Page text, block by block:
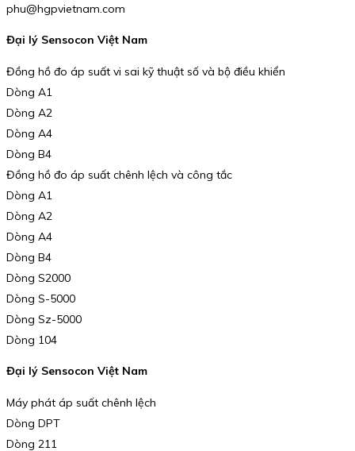
phu@hgpvietnam.com
Đại lý Sensocon Việt Nam
Đồng hồ đo áp suất vi sai kỹ thuật số và bộ điều khiển
Dòng A1
Dòng A2
Dòng A4
Dòng B4
Đồng hồ đo áp suất chênh lệch và công tắc
Dòng A1
Dòng A2
Dòng A4
Dòng B4
Dòng S2000
Dòng S-5000
Dòng Sz-5000
Dòng 104
Đại lý Sensocon Việt Nam
Máy phát áp suất chênh lệch
Dòng DPT
Dòng 211